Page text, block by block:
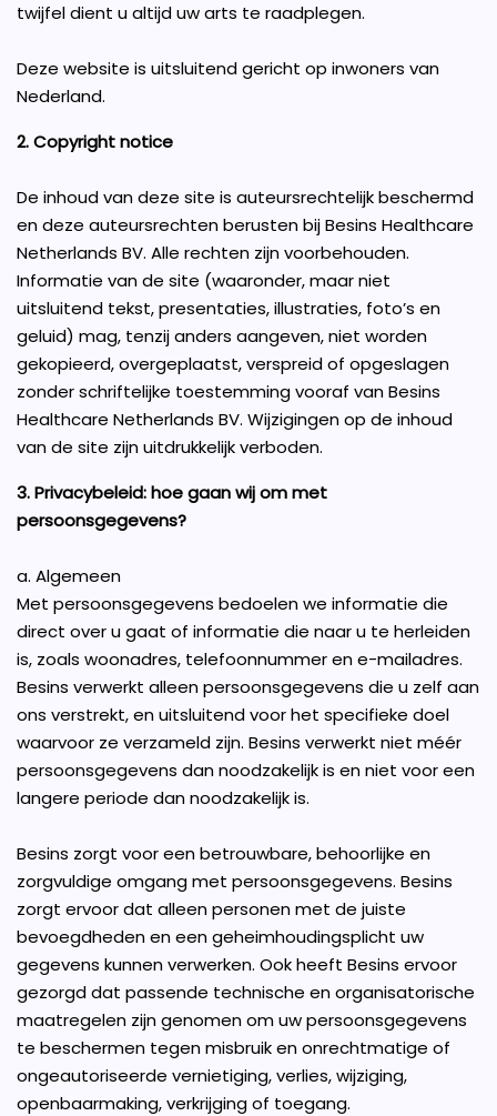
twijfel dient u altijd uw arts te raadplegen.
Deze website is uitsluitend gericht op inwoners van
Nederland.
2. Copyright notice
De inhoud van deze site is auteursrechtelijk beschermd
en deze auteursrechten berusten bij Besins Healthcare
Netherlands BV. Alle rechten zijn voorbehouden.
Informatie van de site (waaronder, maar niet
uitsluitend tekst, presentaties, illustraties, foto’s en
geluid) mag, tenzij anders aangeven, niet worden
gekopieerd, overgeplaatst, verspreid of opgeslagen
zonder schriftelijke toestemming vooraf van Besins
Healthcare Netherlands BV. Wijzigingen op de inhoud
van de site zijn uitdrukkelijk verboden.
3. Privacybeleid: hoe gaan wij om met
persoonsgegevens?
a. Algemeen
Met persoonsgegevens bedoelen we informatie die
direct over u gaat of informatie die naar u te herleiden
is, zoals woonadres, telefoonnummer en e-mailadres.
Besins verwerkt alleen persoonsgegevens die u zelf aan
ons verstrekt, en uitsluitend voor het specifieke doel
waarvoor ze verzameld zijn. Besins verwerkt niet méér
persoonsgegevens dan noodzakelijk is en niet voor een
langere periode dan noodzakelijk is.
Besins zorgt voor een betrouwbare, behoorlijke en
zorgvuldige omgang met persoonsgegevens. Besins
zorgt ervoor dat alleen personen met de juiste
bevoegdheden en een geheimhoudingsplicht uw
gegevens kunnen verwerken. Ook heeft Besins ervoor
gezorgd dat passende technische en organisatorische
maatregelen zijn genomen om uw persoonsgegevens
te beschermen tegen misbruik en onrechtmatige of
ongeautoriseerde vernietiging, verlies, wijziging,
openbaarmaking, verkrijging of toegang.